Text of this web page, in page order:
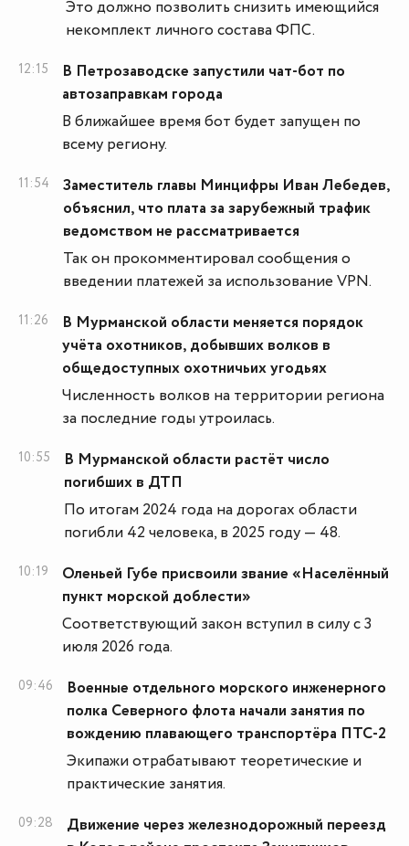
Это должно позволить снизить имеющийся
некомплект личного состава ФПС.
12:15
В Петрозаводске запустили чат-бот по
автозаправкам города
В ближайшее время бот будет запущен по
всему региону.
11:54
Заместитель главы Минцифры Иван Лебедев,
объяснил, что плата за зарубежный трафик
ведомством не рассматривается
Так он прокомментировал сообщения о
введении платежей за использование VPN.
11:26
В Мурманской области меняется порядок
учёта охотников, добывших волков в
общедоступных охотничьих угодьях
Численность волков на территории региона
за последние годы утроилась.
10:55
В Мурманской области растёт число
погибших в ДТП
По итогам 2024 года на дорогах области
погибли 42 человека, в 2025 году — 48.
10:19
Оленьей Губе присвоили звание «Населённый
пункт морской доблести»
Соответствующий закон вступил в силу с 3
июля 2026 года.
09:46
Военные отдельного морского инженерного
полка Северного флота начали занятия по
вождению плавающего транспортёра ПТС-2
Экипажи отрабатывают теоретические и
практические занятия.
09:28
Движение через железнодорожный переезд